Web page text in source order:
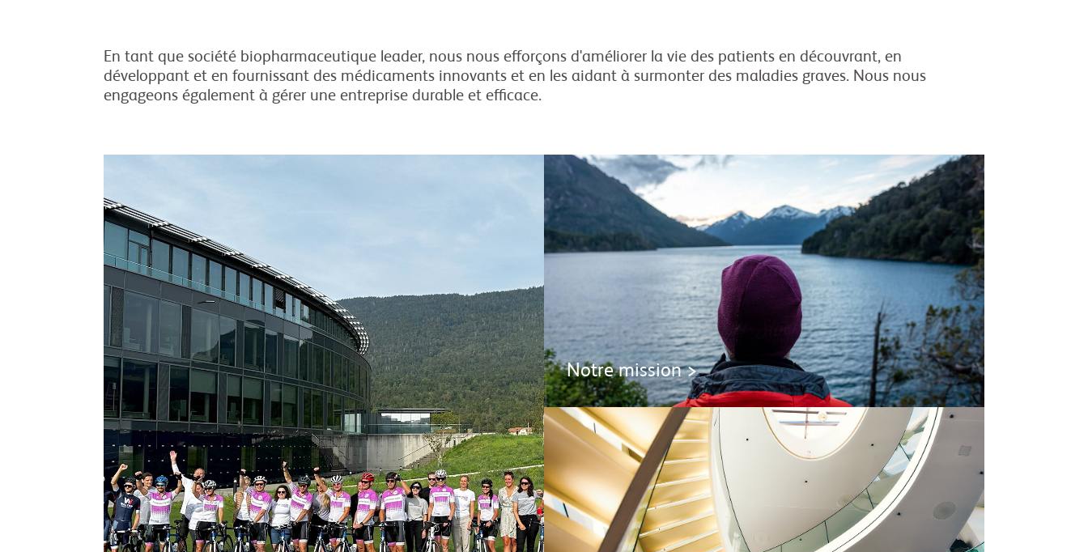
En tant que société biopharmaceutique leader, nous nous efforçons d'améliorer la vie des patients en découvrant, en
développant et en fournissant des médicaments innovants et en les aidant à surmonter des maladies graves. Nous nous
engageons également à gérer une entreprise durable et efficace.
Notre mission >